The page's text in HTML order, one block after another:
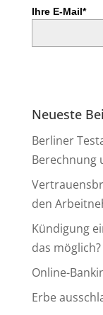
Ihre E-Mail*
Neueste
Berliner
Berechnung
den
Kündigung
das möglich?
Online-
Erbe